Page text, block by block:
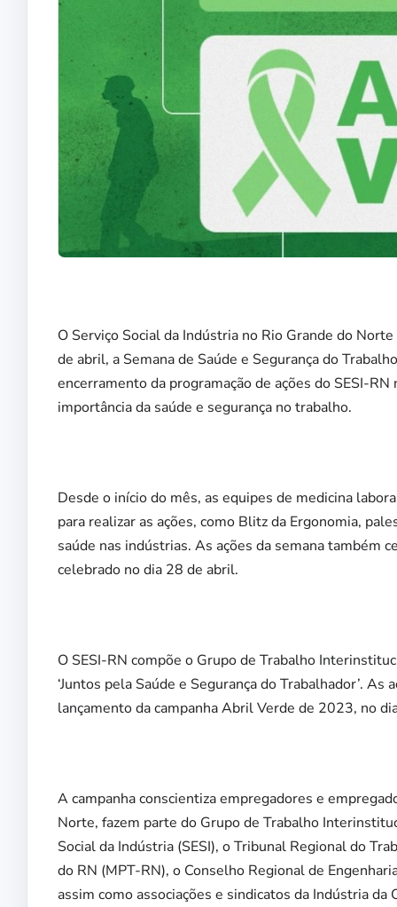
O Serviço Social da Indústria no Rio Grande do
de abril, a Semana de Saúde e Segurança do
encerramento da programação de ações do SESI-
importância da saúde e segurança no trabalho.
Desde o início do mês, as equipes de medicina
para realizar as ações, como Blitz da Ergonomia,
saúde nas indústrias. As ações da semana também
celebrado no dia 28 de abril.
O SESI-RN compõe o Grupo de Trabalho
‘Juntos pela Saúde e Segurança do Trabalhador’.
lançamento da campanha Abril Verde de 2023, no
A campanha conscientiza empregadores e
Norte, fazem parte do Grupo de Trabalho
Social da Indústria (SESI), o Tribunal Regional do
do RN (MPT-RN), o Conselho Regional de
assim como associações e sindicatos da Indústria